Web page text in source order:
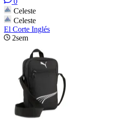
Celeste
Celeste
El Corte Inglés
2sem